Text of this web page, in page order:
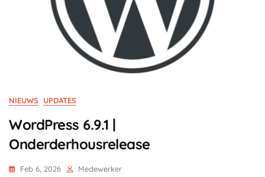
NIEUWS UPDATES
WordPress 6.9.1 |
Onderderhousrelease
Feb 6, 2026 Medewerker